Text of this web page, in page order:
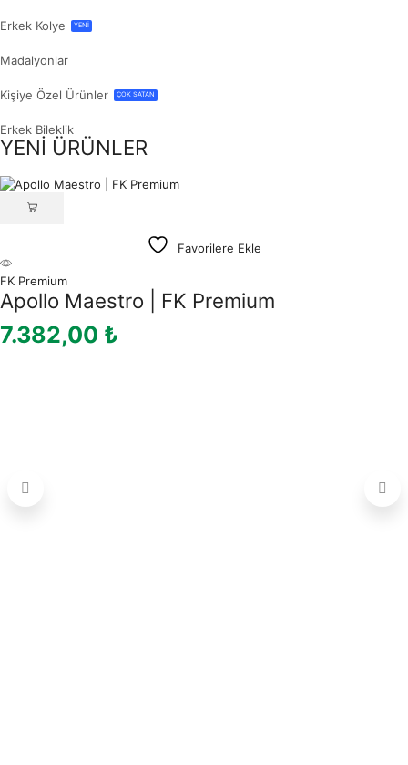
Erkek Kolye YENİ
Madalyonlar
Kişiye Özel Ürünler ÇOK SATAN
Erkek Bileklik
YENİ ÜRÜNLER
Favorilere Ekle
FK Premium
Apollo Maestro | FK Premium
7.382,00 ₺